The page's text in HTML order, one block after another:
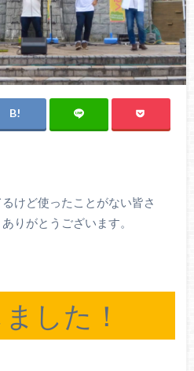
けど使ったことがない皆さ
りがとうございます。
した！